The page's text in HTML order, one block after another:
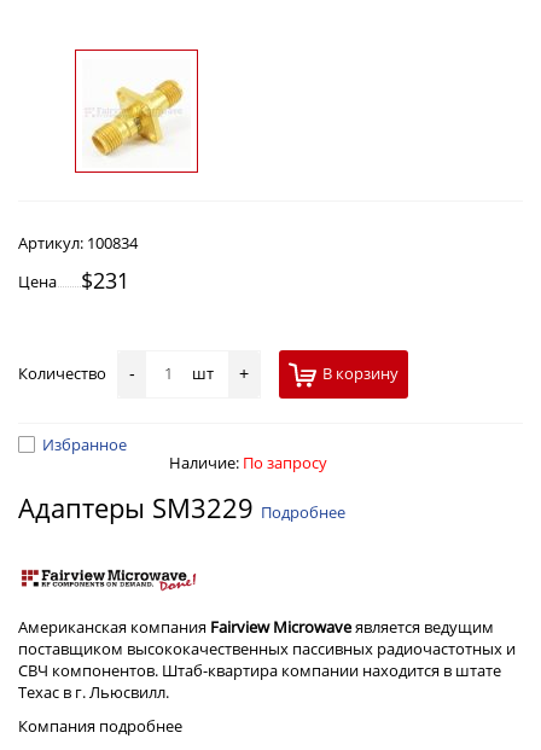
Артикул: 100834
Цена
$231
Количество - шт + В корзину
Избранное
Наличие: По запросу
Адаптеры SM3229 Подробнее
Американская компания Fairview Microwaveявляется ведущим
поставщиком высококачественных пассивных радиочастотных и
СВЧ компонентов. Штаб-квартира компании находится в штате
Техас в г. Льюсвилл.
Компания подробнее